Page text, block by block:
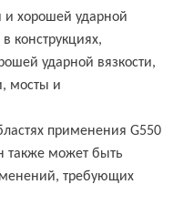
и хорошей ударной
конструкциях,
ударной вязкости,
мосты и
применения G550
также может быть
требующих